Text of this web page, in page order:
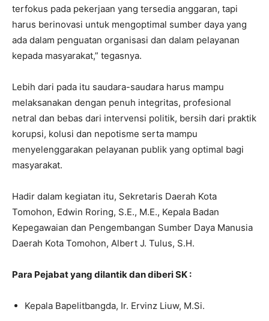
terfokus pada pekerjaan yang tersedia anggaran, tapi
harus berinovasi untuk mengoptimal sumber daya yang
ada dalam penguatan organisasi dan dalam pelayanan
kepada masyarakat,” tegasnya.
Lebih dari pada itu saudara-saudara harus mampu
melaksanakan dengan penuh integritas, profesional
netral dan bebas dari intervensi politik, bersih dari praktik
korupsi, kolusi dan nepotisme serta mampu
menyelenggarakan pelayanan publik yang optimal bagi
masyarakat.
Hadir dalam kegiatan itu, Sekretaris Daerah Kota
Tomohon, Edwin Roring, S.E., M.E., Kepala Badan
Kepegawaian dan Pengembangan Sumber Daya Manusia
Daerah Kota Tomohon, Albert J. Tulus, S.H.
Para Pejabat yang dilantik dan diberi SK :
Kepala Bapelitbangda, Ir. Ervinz Liuw, M.Si.